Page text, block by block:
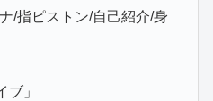
/指ピストン/自己紹介/身
」